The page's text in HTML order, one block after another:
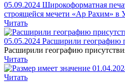
05.09.2024 Широкоформатная
строящейся мечети «Ар Рахим» в
Читать
05.05.2024 Расширили географию
Расширили географию
Читать
Читать